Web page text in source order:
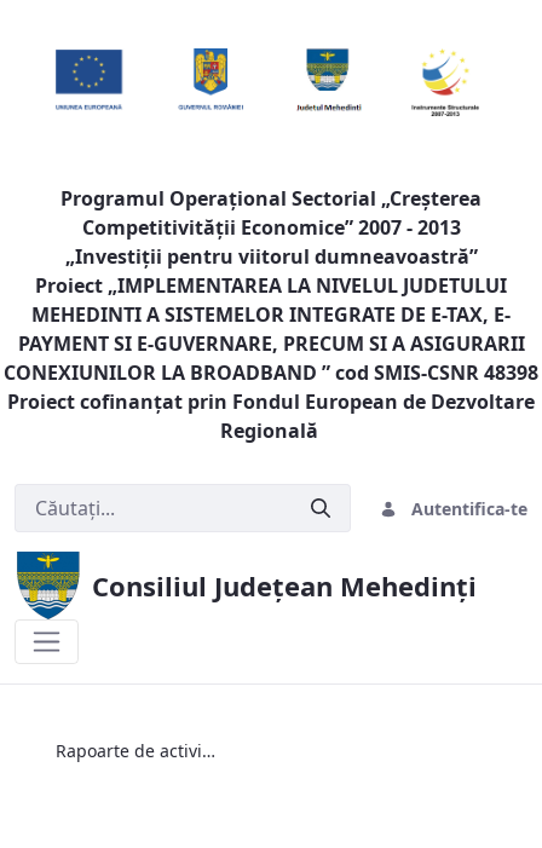
Programul Operaţional Sectorial „Creşterea
Competitivităţii Economice” 2007 - 2013
„Investiţii pentru viitorul dumneavoastră”
Proiect „IMPLEMENTAREA LA NIVELUL JUDETULUI
MEHEDINTI A SISTEMELOR INTEGRATE DE E-TAX, E-
PAYMENT SI E-GUVERNARE, PRECUM SI A ASIGURARII
CONEXIUNILOR LA BROADBAND ” cod SMIS-CSNR 48398
Proiect cofinanţat prin Fondul European de Dezvoltare
Regională
Autentifica-te
Consiliul Județean Mehedinți
Rapoarte de activitate ale Aparatului de Specialitate al Consiliului Județean Mehedinți